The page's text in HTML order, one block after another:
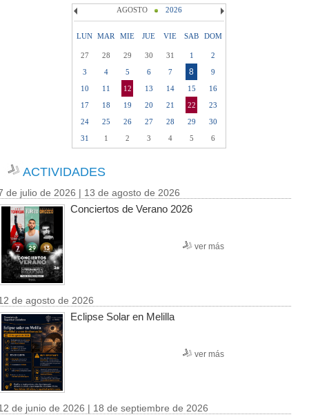
AGOSTO 2026
LUN MAR MIE JUE VIE SAB DOM
27 28 29 30 31 1
2
3
4 5 6 7 8
9
10
11 12 13 14 15
16
17
18 19 20 21 22
23
24
25 26 27 28 29
30
31
1 2 3 4 5 6
ACTIVIDADES
de julio de 2026 | 13 de agosto de 2026
Conciertos de Verano 2026
ver más
de agosto de 2026
Eclipse Solar en Melilla
ver más
de junio de 2026 | 18 de septiembre de 2026